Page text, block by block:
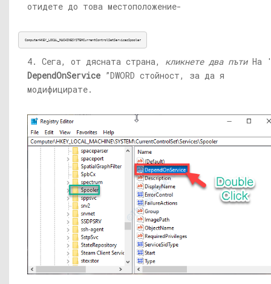
отидете до това местоположение-
ComputerHKEY_LOCAL_MACHINESYSTEMCurrentControlSetServicesSpooler
4. Сега, от дясната страна, кликнете два пътиНа
DependOnService ”DWORD стойност, за да я
модифицирате.